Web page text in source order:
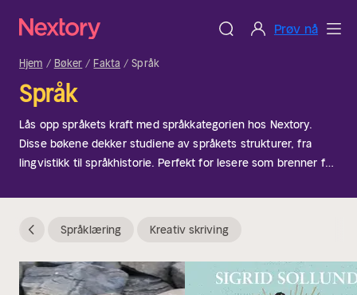
Prøv nå
Hjem Bøker Fakta Språk
Språk
Lås opp språkets kraft med språkkategorien hos Nextory.
Disse bøkene dekker studiene av språkets strukturer, fra
lingvistikk til språkhistorie. Perfekt for lesere som brenner for
menneskelige uttrykk. Enten du lærer et nytt språk eller
omfattende oversikt over dialektene og språkenes verden.
Språklæring Kreativ skriving